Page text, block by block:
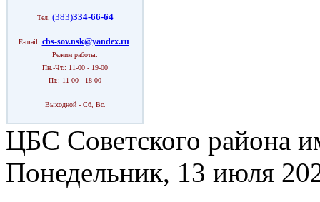
Тел. (383)334-66-64
E-mail: cbs-sov.nsk@yandex.ru
Режим работы:
Пн.-Чт.: 11-00 - 19-00
Пт.: 11-00 - 18-00
Выходной - Сб, Вс.
ЦБС Советского района
Понедельник, 13 июля